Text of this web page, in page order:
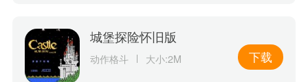
城堡探险怀旧版
动作格斗 大小:2M 下载